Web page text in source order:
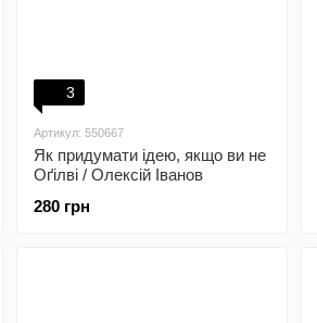
3
Артикул: 550667
Як придумати ідею, якщо ви не
Оґілві / Олексій Іванов
280 грн